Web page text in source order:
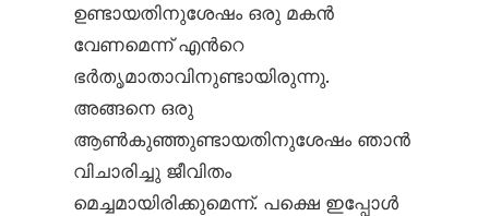
ഉണ്ടായതിനുശേഷം ഒരു മകന്‍
വേണമെന്ന് എന്‍റെ
ഭര്‍തൃമാതാവിനുണ്ടായിരുന്നു.
അങ്ങനെ ഒരു
ആണ്‍കുഞ്ഞുണ്ടായതിനുശേഷം ഞാന്‍
വിചാരിച്ചു ജീവിതം
മെച്ചമായിരിക്കുമെന്ന്. പക്ഷെ ഇപ്പോള്‍